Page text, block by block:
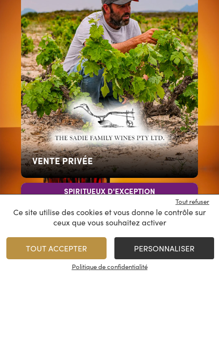
VENTE PRIVÉE
SPIRITUEUX D'EXCEPTION
Ce site utilise des cookies et vous donne le contrôle sur
ceux que vous souhaitez activer
TOUT ACCEPTER
Tout refuser
PERSONNALISER
Politique de confidentialité